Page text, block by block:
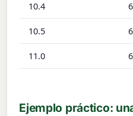
10.4
10.5
11.0
Ejemplo práctico: